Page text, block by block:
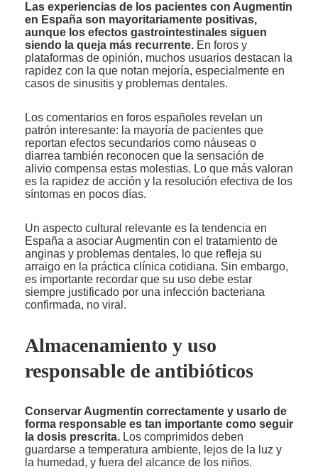
Las experiencias de los pacientes con Augmentin
en España son mayoritariamente positivas,
aunque los efectos gastrointestinales siguen
siendo la queja más recurrente. En foros y
plataformas de opinión, muchos usuarios destacan la
rapidez con la que notan mejoría, especialmente en
casos de sinusitis y problemas dentales.
Los comentarios en foros españoles revelan un
patrón interesante: la mayoría de pacientes que
reportan efectos secundarios como náuseas o
diarrea también reconocen que la sensación de
alivio compensa estas molestias. Lo que más valoran
es la rapidez de acción y la resolución efectiva de los
síntomas en pocos días.
Un aspecto cultural relevante es la tendencia en
España a asociar Augmentin con el tratamiento de
anginas y problemas dentales, lo que refleja su
arraigo en la práctica clínica cotidiana. Sin embargo,
es importante recordar que su uso debe estar
siempre justificado por una infección bacteriana
confirmada, no viral.
Almacenamiento y uso
responsable de antibióticos
Conservar Augmentin correctamente y usarlo de
forma responsable es tan importante como seguir
la dosis prescrita. Los comprimidos deben
guardarse a temperatura ambiente, lejos de la luz y
la humedad, y fuera del alcance de los niños.